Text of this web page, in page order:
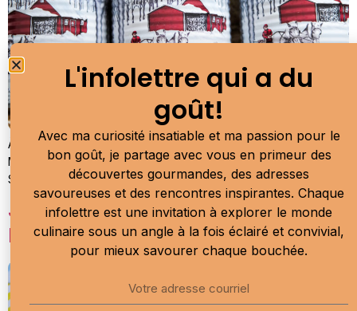
À la rencontre du chef Alex Bouchard, au Saindoux, à Sainte-
Marie de Beauce pour découvrir son dessert à l’érable de la
Semaine de l’érable.
Jutel : Une renaissance guidée par
la nostalgie
L'infolettre qui a du
goût!
Avec ma curiosité insatiable et ma passion pour le
bon goût, je partage avec vous en primeur des
découvertes gourmandes, des adresses
savoureuses et des rencontres inspirantes. Chaque
infolettre est une invitation à explorer le monde
culinaire sous un angle à la fois éclairé et convivial,
pour mieux savourer chaque bouchée.